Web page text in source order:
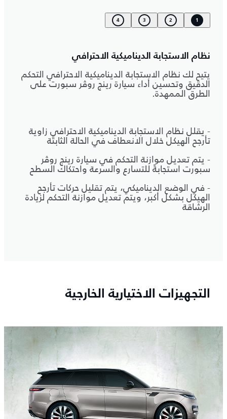
1
2
3
4
نظام الاستجابة الديناميكية الاحترافي
يتيح لك نظام الاستجابة الديناميكية الاحترافي التحكم
الدقيق وتحسين أداء سيارة رينج روڤر سبورت على
الطرق الممهدة.
- يقلل نظام الاستجابة الديناميكية الاحترافي زاوية
تأرجح الهيكل خلال الانعطاف في الحالة الثابتة
- يتم تعديل موازنة التحكم في سيارة رينج روڤر
سبورت استجابةً للتسارع والسرعة واحتكاك السطح
- في الوضع الديناميكي، يتم تقليل حركات تأرجح
الهيكل بشكل أكبر، ويتم تعديل موازنة التحكم لزيادة
الرشاقة
التجهيزات الاختيارية الخارجية